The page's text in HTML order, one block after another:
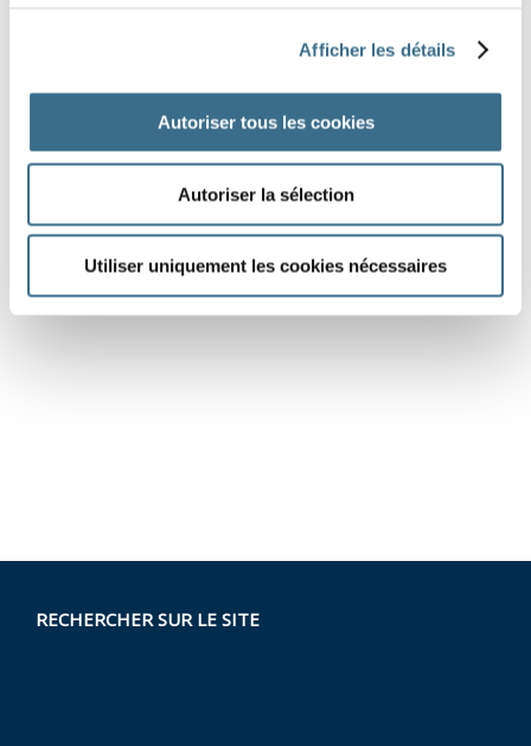
Afficher les détails
Autoriser tous les cookies
Autoriser la sélection
Utiliser uniquement les cookies nécessaires
RECHERCHER SUR LE SITE